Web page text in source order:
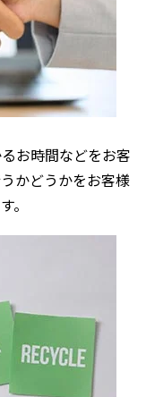
お時間などをお客
かどうかをお客様
。